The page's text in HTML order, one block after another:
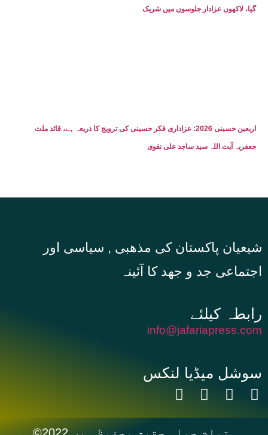
گیا، لاکھوں عزادار جلوسوں میں شریک
اربعین حسینی 2026: عزاداری فکر حسینی کی ترویج کا ذریعہ ہے، قائد ملت
جعفریہ آیت اللہ سید ساجد علی نقوی
شیعیان پاکستان کی مذهبی , سیاسی اور
اجتماعی جد و جهد کا آئینہ
info@jafariapress.com​
سوشل میڈیا لنکس
©2022 تمام جملہ حقوق محفوظ ہیں